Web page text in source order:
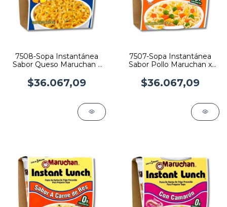
7508-Sopa Instantánea
Sabor Queso Maruchan x
$36.067,09
7507-Sopa Instantánea
Sabor Pollo Maruchan x
$36.067,09